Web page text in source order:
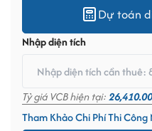
Dự toán
Nhập diện tích
Tỷ giá VCB hiện tại:26,410.00
Tham Khảo Chi Phí Thi